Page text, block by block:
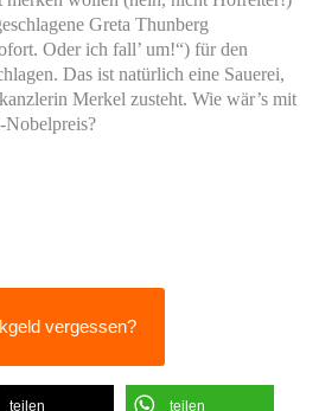
Greta Thunberg
Oder ich fall’ um!“) für den
Das ist natürlich eine Sauerei,
Merkel zusteht. Wie wär’s mit
vergessen?
teilen teilen